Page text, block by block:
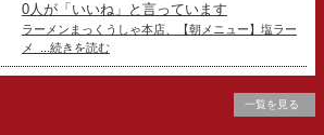
0人が「いいね」と言っています
ラーメンまっくうしゃ本店、【朝メニュー】塩ラー
メ ...続きを読む
一覧を見る